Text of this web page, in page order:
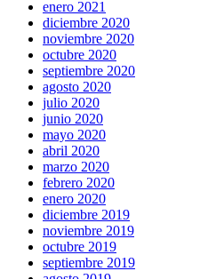
enero 2021
diciembre 2020
noviembre 2020
octubre 2020
septiembre 2020
agosto 2020
julio 2020
junio 2020
mayo 2020
abril 2020
marzo 2020
febrero 2020
enero 2020
diciembre 2019
noviembre 2019
octubre 2019
septiembre 2019